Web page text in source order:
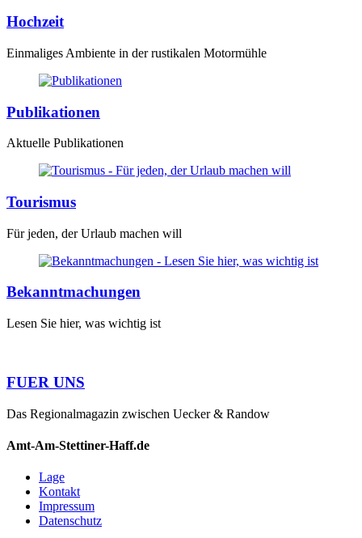
Hochzeit
Einmaliges Ambiente in der rustikalen Motormühle
Publikationen
Aktuelle Publikationen
Tourismus
Für jeden, der Urlaub machen will
Bekanntmachungen
Lesen Sie hier, was wichtig ist
FUER UNS
Das Regionalmagazin zwischen Uecker & Randow
Amt-Am-Stettiner-Haff.de
Lage
Kontakt
Impressum
Datenschutz